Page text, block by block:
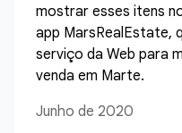
mostrar esses itens
app MarsRealEstate,
serviço da Web para
venda em Marte.
Junho de 2020